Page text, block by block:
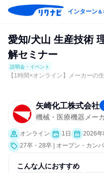
インターン＆
愛知/犬山 生産技術
解セミナー
説明会・イベント
【1時間×オンライン】メーカーの
矢崎化工株式会社
機械・医療機器メー
オンライン 1日
2026年
27卒・28卒 | オープン・カン
こんな人におすすめ